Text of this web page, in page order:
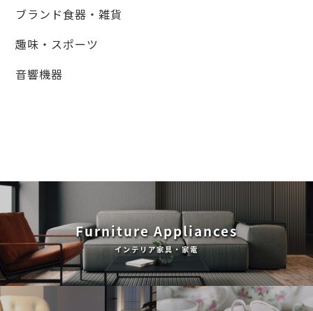
ブランド食器・雑貨
趣味・スポーツ
音響機器
Furniture Appliances
インテリア家具・家電